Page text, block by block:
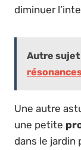
diminuer
Autre sujet
Une autre
une petite
dans le jardin